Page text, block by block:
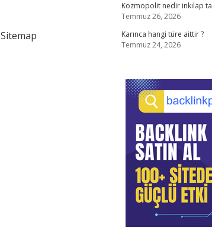
Sitemap
Kozmopolit nedir inkılap
Temmuz 26, 2026
Karınca hangi türe aittir ?
Temmuz 24, 2026